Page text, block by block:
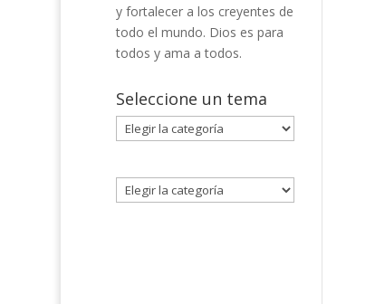
y fortalecer a los creyentes de
todo el mundo. Dios es para
todos y ama a todos.
Seleccione un tema
Seleccione
un